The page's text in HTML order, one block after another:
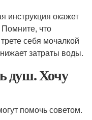
инструкция окажет
что
себя мочалкой
затраты воды.
душ. Хочу
помочь советом.